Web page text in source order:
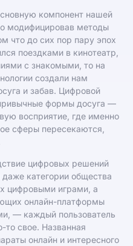
компонент нашей
модифицировав методы
что до сих пор пару эпох
поездками в кинотеатр,
с знакомыми, то на
создали нам
и забав. Цифровой
формы досуга —
восприятие, где именно
сферы пересекаются,
цифровых решений
категории общества
цифровыми играми, а
онлайн-платформы
— каждый пользователь
то свое. Названная
онлайн и интересного